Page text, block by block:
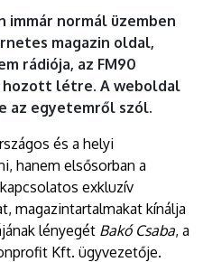
normál üzemben
magazin oldal,
rádiója, az FM90
hozott létre. A weboldal
az egyetemről szól.
és a helyi
hanem elsősorban a
exkluzív
magazintartalmakat kínálja
lényegét Bakó Csaba, a
Kft. ügyvezetője.